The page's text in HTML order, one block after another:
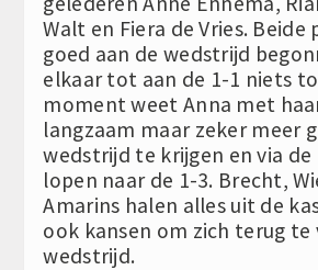
Walt en Fiera de Vries.
goed aan de wedstrijd
elkaar tot aan de 1-1 niets
moment weet Anna met
langzaam maar zeker meer
wedstrijd te krijgen en via de
lopen naar de 1-3. Brecht,
Amarins halen alles uit de
ook kansen om zich terug te
wedstrijd.